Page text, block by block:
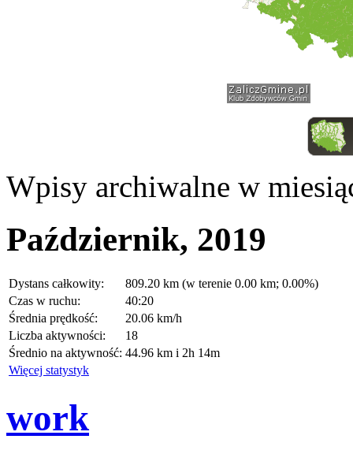
Wpisy archiwalne w
Październik, 2019
Dystans całkowity:
809.20 km (w terenie 0.00 km; 0.00%)
Czas w ruchu:
40:20
Średnia prędkość:
20.06 km/h
Liczba aktywności:
18
Średnio na aktywność: 44.96 km i 2h 14m
Więcej statystyk
work